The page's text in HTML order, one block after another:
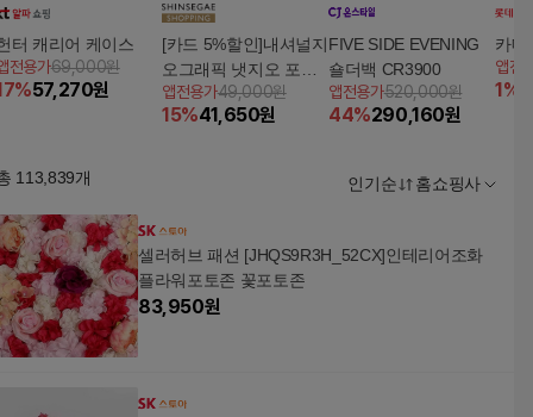
터 캐리어 케이스
전용가69,000원
%57,270원
[카드 5%할인]내셔널지
오그래픽 냇지오 포켓
바디백
앱전용가49,000원
15%41,650원
FIVE SIDE EVENING
숄더백 CR3900
앱전용가520,000원
44%290,160원
카메
앱전
1%
113,839개 인기순 홈쇼핑사
셀러허브 패션 [JHQS9R3H_52CX]인테리어조화
플라워포토존 꽃포토존
83,950원